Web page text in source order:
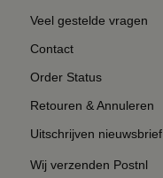
Veel gestelde vragen
Contact
Order Status
Retouren & Annuleren
Uitschrijven nieuwsbrief
Wij verzenden Postnl